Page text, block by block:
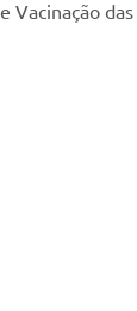
Vacinação das